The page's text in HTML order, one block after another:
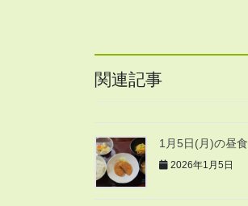
関連記事
1月5日(月)の昼食
2026年1月5日